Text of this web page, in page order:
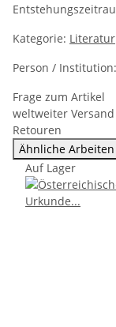
Kategorie: Literatur
Person / Institution:
Frage zum Artikel
weltweiter Versand
Retouren
Ähnliche Arbeiten
Auf Lager